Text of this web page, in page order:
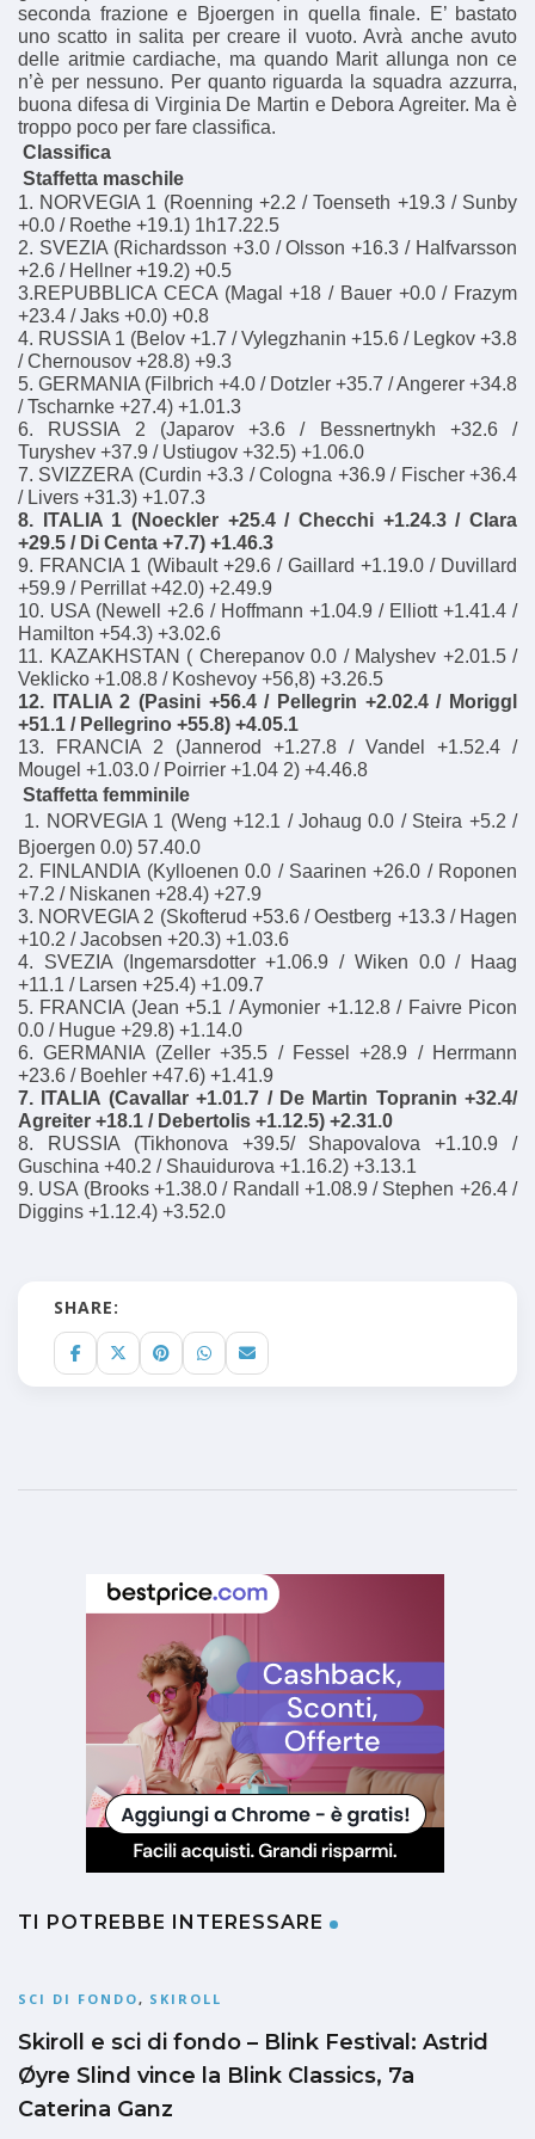
seconda frazione e Bjoergen in quella finale. E’ bastato
uno scatto in salita per creare il vuoto. Avrà anche avuto
delle aritmie cardiache, ma quando Marit allunga non ce
n’è per nessuno. Per quanto riguarda la squadra azzurra,
buona difesa di Virginia De Martin e Debora Agreiter. Ma è
troppo poco per fare classifica.
Classifica
Staffetta maschile
1. NORVEGIA 1 (Roenning +2.2 / Toenseth +19.3 / Sunby
+0.0 / Roethe +19.1) 1h17.22.5
2. SVEZIA (Richardsson +3.0 / Olsson +16.3 / Halfvarsson
+2.6 / Hellner +19.2) +0.5
3.REPUBBLICA CECA (Magal +18 / Bauer +0.0 / Frazym
+23.4 / Jaks +0.0) +0.8
4. RUSSIA 1 (Belov +1.7 / Vylegzhanin +15.6 / Legkov +3.8
/ Chernousov +28.8) +9.3
5. GERMANIA (Filbrich +4.0 / Dotzler +35.7 / Angerer +34.8
/ Tscharnke +27.4) +1.01.3
6. RUSSIA 2 (Japarov +3.6 / Bessnertnykh +32.6 /
Turyshev +37.9 / Ustiugov +32.5) +1.06.0
7. SVIZZERA (Curdin +3.3 / Cologna +36.9 / Fischer +36.4
/ Livers +31.3) +1.07.3
8. ITALIA 1 (Noeckler +25.4 / Checchi +1.24.3 / Clara
+29.5 / Di Centa +7.7) +1.46.3
9. FRANCIA 1 (Wibault +29.6 / Gaillard +1.19.0 / Duvillard
+59.9 / Perrillat +42.0) +2.49.9
10. USA (Newell +2.6 / Hoffmann +1.04.9 / Elliott +1.41.4 /
Hamilton +54.3) +3.02.6
11. KAZAKHSTAN ( Cherepanov 0.0 / Malyshev +2.01.5 /
Veklicko +1.08.8 / Koshevoy +56,8) +3.26.5
12. ITALIA 2 (Pasini +56.4 / Pellegrin +2.02.4 / Moriggl
+51.1 / Pellegrino +55.8) +4.05.1
13. FRANCIA 2 (Jannerod +1.27.8 / Vandel +1.52.4 /
Mougel +1.03.0 / Poirrier +1.04 2) +4.46.8
Staffetta femminile
1. NORVEGIA 1 (Weng +12.1 / Johaug 0.0 / Steira +5.2 /
Bjoergen 0.0) 57.40.0
2. FINLANDIA (Kylloenen 0.0 / Saarinen +26.0 / Roponen
+7.2 / Niskanen +28.4) +27.9
3. NORVEGIA 2 (Skofterud +53.6 / Oestberg +13.3 / Hagen
+10.2 / Jacobsen +20.3) +1.03.6
4. SVEZIA (Ingemarsdotter +1.06.9 / Wiken 0.0 / Haag
+11.1 / Larsen +25.4) +1.09.7
5. FRANCIA (Jean +5.1 / Aymonier +1.12.8 / Faivre Picon
0.0 / Hugue +29.8) +1.14.0
6. GERMANIA (Zeller +35.5 / Fessel +28.9 / Herrmann
+23.6 / Boehler +47.6) +1.41.9
7. ITALIA (Cavallar +1.01.7 / De Martin Topranin +32.4/
Agreiter +18.1 / Debertolis +1.12.5) +2.31.0
8. RUSSIA (Tikhonova +39.5/ Shapovalova +1.10.9 /
Guschina +40.2 / Shauidurova +1.16.2) +3.13.1
9. USA (Brooks +1.38.0 / Randall +1.08.9 / Stephen +26.4 /
Diggins +1.12.4) +3.52.0
SHARE:
TI POTREBBE INTERESSARE
SCI DI FONDO, SKIROLL
Skiroll e sci di fondo – Blink Festival: Astrid
Øyre Slind vince la Blink Classics, 7a
Caterina Ganz